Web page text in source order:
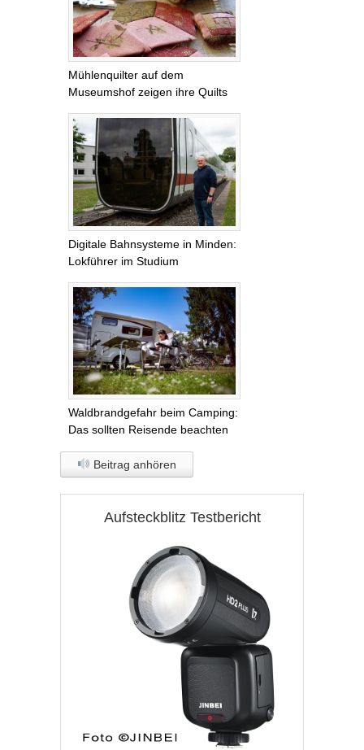
Mühlenquilter auf dem
Museumshof zeigen ihre Quilts
Digitale Bahnsysteme in Minden:
Lokführer im Studium
Waldbrandgefahr beim Camping:
Das sollten Reisende beachten
Beitrag anhören
Aufsteckblitz Testbericht